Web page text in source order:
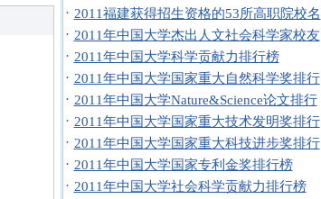
· 2011福建获得招生资格的53所高职院校名
· 2011年中国大学杰出人文社会科学家校友
· 2011年中国大学科学贡献力排行榜
· 2011年中国大学国家重大自然科学奖排行
· 2011年中国大学Nature&Science论文排行
· 2011年中国大学国家重大技术发明奖排行
· 2011年中国大学国家重大科技进步奖排行
· 2011年中国大学国家专利金奖排行榜
· 2011年中国大学社会科学贡献力排行榜